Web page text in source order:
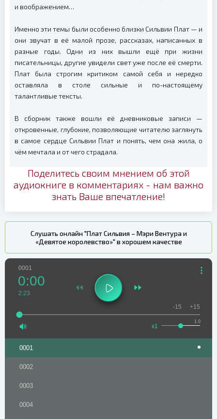
и воображением…
Именно эти темы были особенно близки Сильвии Плат — и
они звучат в её малой прозе, рассказах, написанных в
разные годы. Одни из них вышли ещё при жизни
писательницы, другие увидели свет уже после её смерти.
Плат была строгим критиком самой себя и нередко
оставляла в столе сильные и по-настоящему
талантливые тексты.
В сборник также вошли её дневниковые записи —
откровенные, глубокие, позволяющие читателю заглянуть
в самое сердце Сильвии Плат и понять, чем она жила, о
чём мечтала и от чего страдала.
Поделитесь своим мнением об этой
аудиокниге в комментариях - нам важно
знать Ваше впечатление!
Слушать онлайн "Плат Сильвия – Мэри Вентура и
«Девятое королевство»" в хорошем качестве
0001
0:00
2:23
1.0
x1
-15 +15
0001
0002
0003
0004